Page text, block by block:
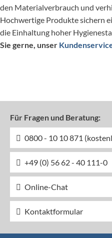
den Materialverbrauch und
Hochwertige Produkte sichern
die Einhaltung hoher
Sie gerne, unser
Für Fragen und Beratung:
0800 - 10 10 871
+49 (0) 56 62 - 40 111-0
Online-Chat
Kontaktformular